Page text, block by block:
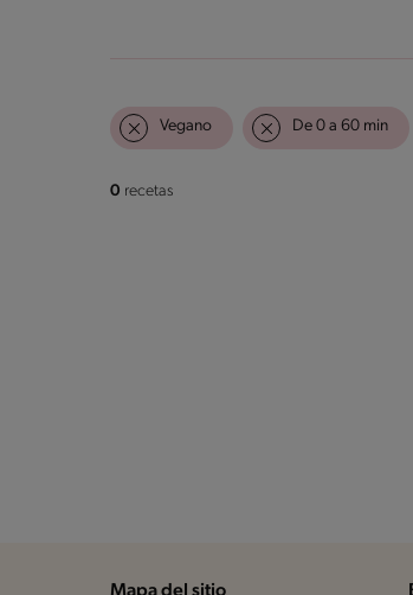
Vegano De 0 a 60 min
0 recetas
Mapa del sitio